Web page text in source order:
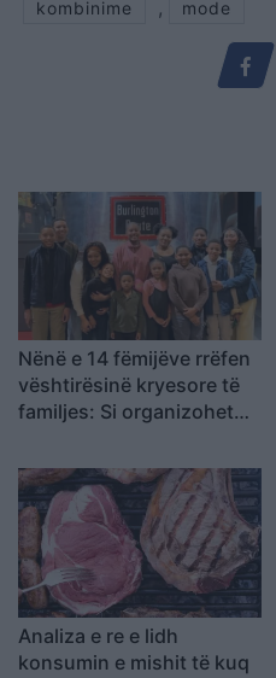
kombinime , mode
Nënë e 14 fëmijëve rrëfen
vështirësinë kryesore të
familjes: Si organizohet
Analiza e re e lidh
konsumin e mishit të kuq